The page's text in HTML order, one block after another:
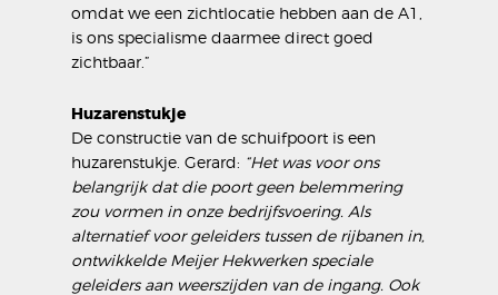
omdat we een zichtlocatie hebben aan de A1,
is ons specialisme daarmee direct goed
zichtbaar.”
Huzarenstukje
De constructie van de schuifpoort is een
huzarenstukje. Gerard: “Het was voor ons
belangrijk dat die poort geen belemmering
zou vormen in onze bedrijfsvoering. Als
alternatief voor geleiders tussen de rijbanen in,
ontwikkelde Meijer Hekwerken speciale
geleiders aan weerszijden van de ingang. Ook